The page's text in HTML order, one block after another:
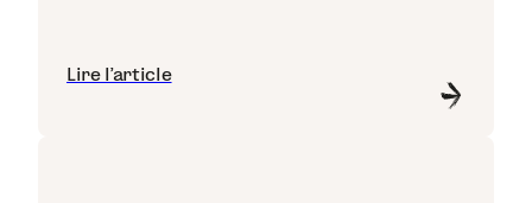
Lire l'article